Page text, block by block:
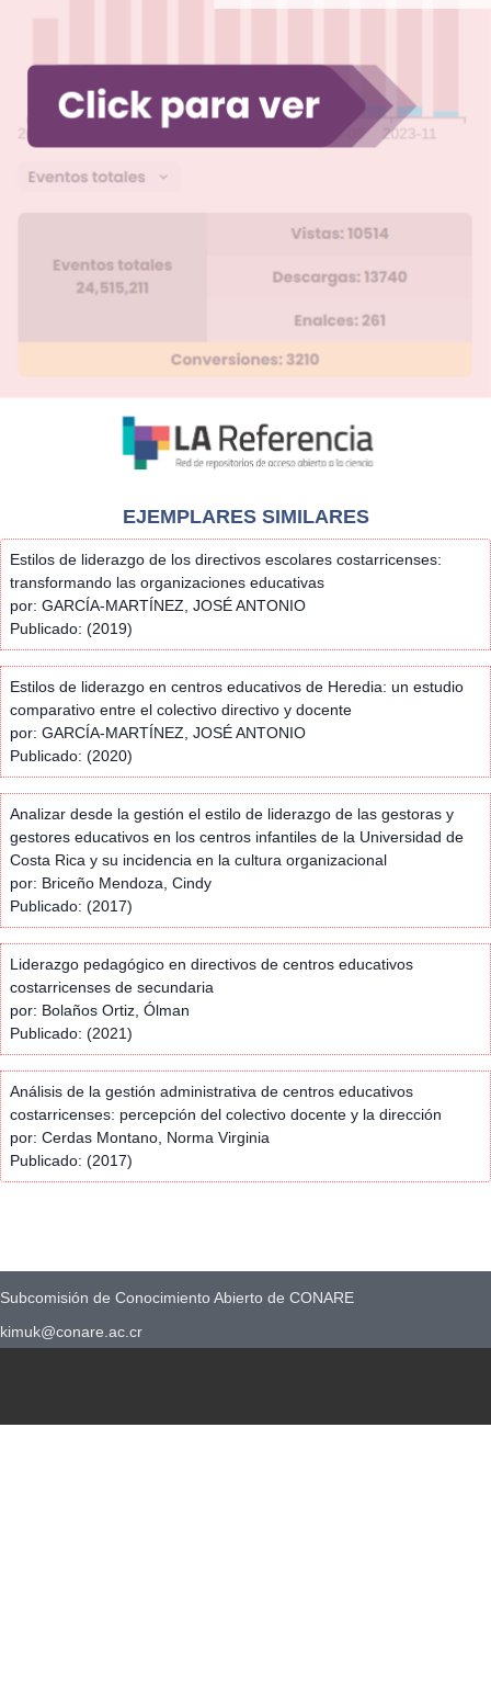
EJEMPLARES SIMILARES
Estilos de liderazgo de los directivos escolares costarricenses:
transformando las organizaciones educativas
por: GARCÍA-MARTÍNEZ, JOSÉ ANTONIO
Publicado: (2019)
Estilos de liderazgo en centros educativos de Heredia: un estudio
comparativo entre el colectivo directivo y docente
por: GARCÍA-MARTÍNEZ, JOSÉ ANTONIO
Publicado: (2020)
Analizar desde la gestión el estilo de liderazgo de las gestoras y
gestores educativos en los centros infantiles de la Universidad de
Costa Rica y su incidencia en la cultura organizacional
por: Briceño Mendoza, Cindy
Publicado: (2017)
Liderazgo pedagógico en directivos de centros educativos
costarricenses de secundaria
por: Bolaños Ortiz, Ólman
Publicado: (2021)
Análisis de la gestión administrativa de centros educativos
costarricenses: percepción del colectivo docente y la dirección
por: Cerdas Montano, Norma Virginia
Publicado: (2017)
Subcomisión de Conocimiento Abierto de CONARE
kimuk@conare.ac.cr